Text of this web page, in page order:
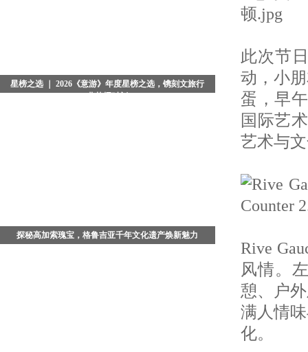
星榜之选 ｜ 2026《意游》年度星榜之选，镌刻文旅行
探秘高加索瑰宝，格鲁吉亚千年文化遗产焕新魅力
此次节
动，小
蛋，早
国际艺
艺术与
Rive
风情。
憩、户
满人情
化。